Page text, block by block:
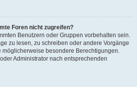
Foren nicht zugreifen?
Benutzern oder Gruppen vorbehalten sein.
zu lesen, zu schreiben oder andere Vorgänge
möglicherweise besondere Berechtigungen.
Administrator nach entsprechenden